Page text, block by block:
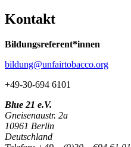
Kontakt
Bildungsreferent*innen
bildung@unfairtobacco.org
+49-30-694 6101
Blue 21 e.V.
Gneisenaustr. 2a
10961 Berlin
Deutschland